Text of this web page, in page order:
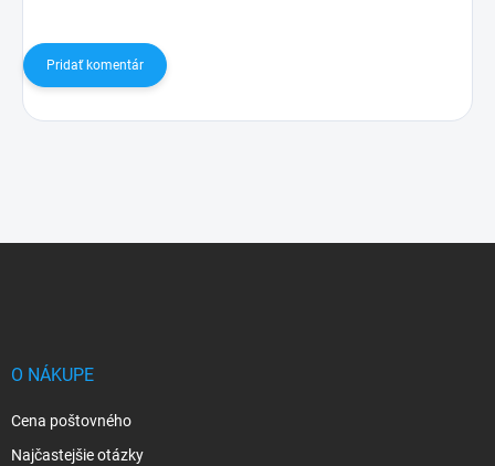
Pridať komentár
O NÁKUPE
Cena poštovného
Najčastejšie otázky